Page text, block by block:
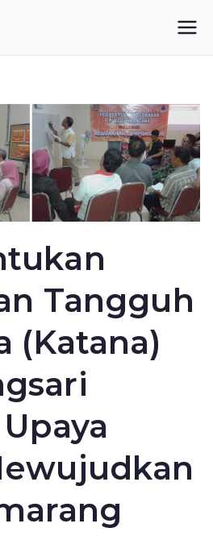
Tangguh
(Katana)